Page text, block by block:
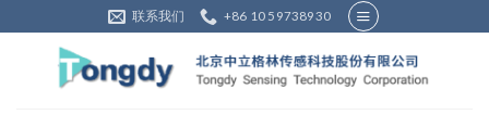
to
联系我们 +86 10 59738930